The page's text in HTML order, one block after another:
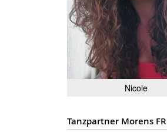
Nicole
Tanzpartner Morens FR